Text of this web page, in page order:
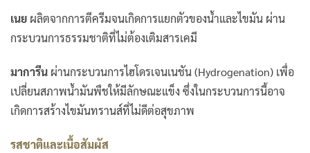
เนย ผลิตจากการตีครีมจนเกิดการแยกตัวของน้ำและไขมัน ผ่าน
กระบวนการธรรมชาติที่ไม่ต้องเติมสารเคมี
มาการีน ผ่านกระบวนการไฮโดรเจนเนชัน (Hydrogenation) เพื่อ
เปลี่ยนสภาพน้ำมันพืชให้มีลักษณะแข็ง ซึ่งในกระบวนการนี้อาจ
เกิดการสร้างไขมันทรานส์ที่ไม่ดีต่อสุขภาพ
รสชาติและเนื้อสัมผัส